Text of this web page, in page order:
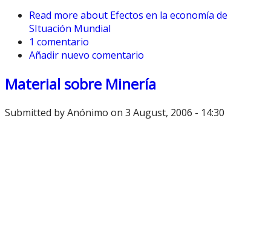
Read more about Efectos en la economía de
SItuación Mundial
1 comentario
Añadir nuevo comentario
Material sobre Minería
Submitted byAnónimo on 3 August, 2006 - 14:30